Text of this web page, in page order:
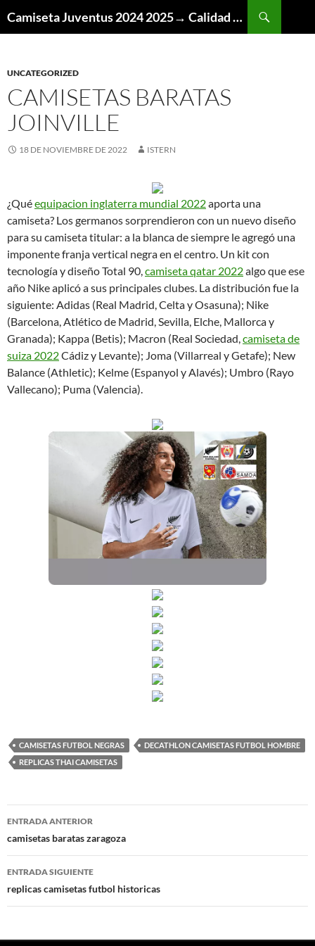
Camiseta Juventus 2024 2025→ Calidad Thai AAA
UNCATEGORIZED
CAMISETAS BARATAS
JOINVILLE
18 DE NOVIEMBRE DE 2022 ISTERN
¿Quéequipacion inglaterra mundial 2022aporta una
camiseta? Los germanos sorprendieron con un nuevo diseño
para su camiseta titular: a la blanca de siempre le agregó una
imponente franja vertical negra en el centro. Un kit con
tecnología y diseño Total 90,camiseta qatar 2022algo que ese
año Nike aplicó a sus principales clubes. La distribución fue la
siguiente: Adidas (Real Madrid, Celta y Osasuna); Nike
(Barcelona, Atlético de Madrid, Sevilla, Elche, Mallorca y
Granada); Kappa (Betis); Macron (Real Sociedad,camiseta de
suiza 2022Cádiz y Levante); Joma (Villarreal y Getafe); New
Balance (Athletic); Kelme (Espanyol y Alavés); Umbro (Rayo
Vallecano); Puma (Valencia).
CAMISETAS FUTBOL NEGRAS
DECATHLON CAMISETAS FUTBOL HOMBRE
REPLICAS THAI CAMISETAS
Navegación
de
entradas
ENTRADA ANTERIOR
camisetas baratas zaragoza
ENTRADA SIGUIENTE
replicas camisetas futbol historicas